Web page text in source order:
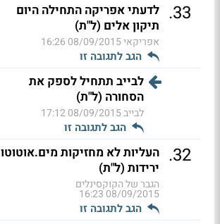
33
. לדעתי אפריקה התחילה היום
תיקון אלים (ל"ת)
אפריקאי08/09/2015 16:26
הגב לתגובה זו
לבייב תתחיל לספק את
הסחורה (ל"ת)
לבייב08/09/2015 17:12
הגב לתגובה זו
32
. העליות לא מחזיקות מים.אוטוטו
ירידות (ל"ת)
הגבר של הקוקסינלים
08/09/2015 16:23
הגב לתגובה זו